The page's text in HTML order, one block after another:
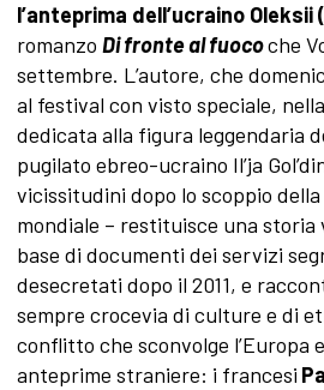
l’anteprima dell’ucraino Oleksii
romanzo Di fronte al fuocoche
settembre. L’autore, che
al festival con visto speciale,
dedicata alla figura leggendaria
pugilato ebreo-ucraino Il’ja
vicissitudini dopo lo scoppio
mondiale – restituisce una
base di documenti dei servizi
desecretati dopo il 2011, e
sempre crocevia di culture e di
conflitto che sconvolge l’Europa
anteprime straniere: i francesi